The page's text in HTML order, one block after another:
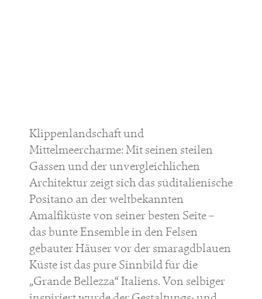
Klippenlandschaft und
Mittelmeercharme: Mit seinen steilen
Gassen und der unvergleichlichen
Architektur zeigt sich das süditalienische
Positano an der weltbekannten
Amalfiküste von seiner besten Seite –
das bunte Ensemble in den Felsen
gebauter Häuser vor der smaragdblauen
Küste ist das pure Sinnbild für die
„Grande Bellezza“ Italiens. Von selbiger